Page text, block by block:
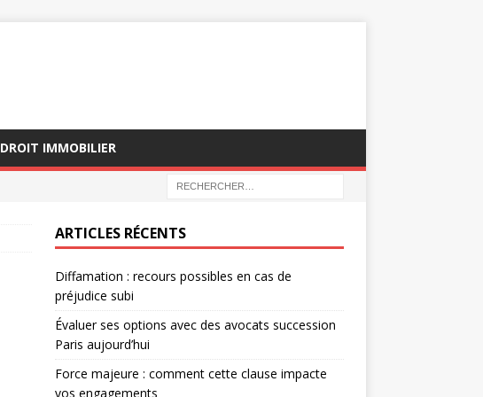
DROIT IMMOBILIER
ARTICLES RÉCENTS
Diffamation : recours possibles en cas de
préjudice subi
Évaluer ses options avec des avocats succession
Paris aujourd’hui
Force majeure : comment cette clause impacte
vos engagements